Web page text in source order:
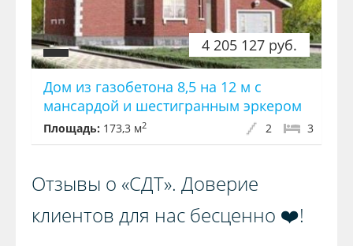
4 205 127 руб.
Дом из газобетона 8,5 на 12 м с
мансардой и шестигранным эркером
Площадь: 173,3 м2 3
2
Отзывы о «СДТ». Доверие
клиентов для нас бесценно ❤️!